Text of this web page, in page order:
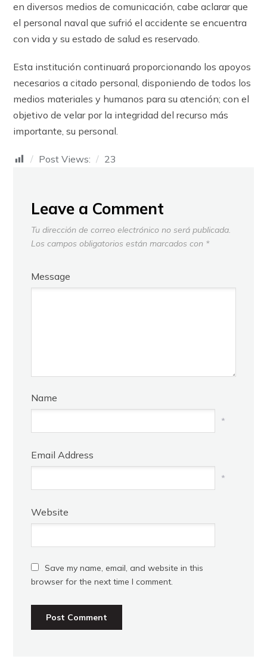
en diversos medios de comunicación, cabe aclarar que
el personal naval que sufrió el accidente se encuentra
con vida y su estado de salud es reservado.
Esta institución continuará proporcionando los apoyos
necesarios a citado personal, disponiendo de todos los
medios materiales y humanos para su atención; con el
objetivo de velar por la integridad del recurso más
importante, su personal.
Post Views: 23
Leave a Comment
Tu dirección de correo electrónico no será publicada.
Los campos obligatorios están marcados con *
Message
Name
*
Email Address
*
Website
Save my name, email, and website in this
browser for the next time I comment.